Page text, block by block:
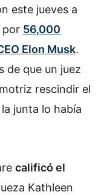
este jueves a
por 56,000
Elon Musk.
de que un juez
rescindir el
junta lo había
calificó el
Kathleen